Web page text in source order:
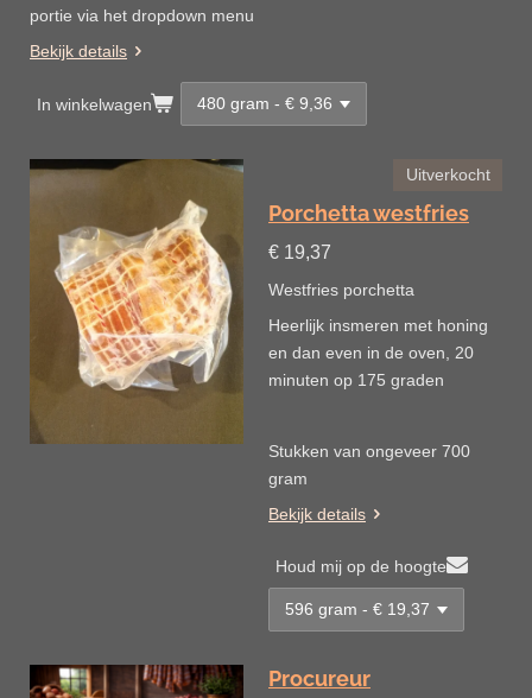
portie via het dropdown menu
Bekijk details
In winkelwagen
Uitverkocht
Porchetta westfries
€ 19,37
Westfries porchetta
Heerlijk insmeren met honing
en dan even in de oven, 20
minuten op 175 graden
Stukken van ongeveer 700
gram
Bekijk details
Houd mij op de hoogte
Procureur